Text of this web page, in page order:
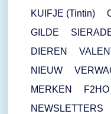
KUIFJE (Tintin)
GILDE
DIEREN
NIEUW
MERKEN
NEWSLETTERS